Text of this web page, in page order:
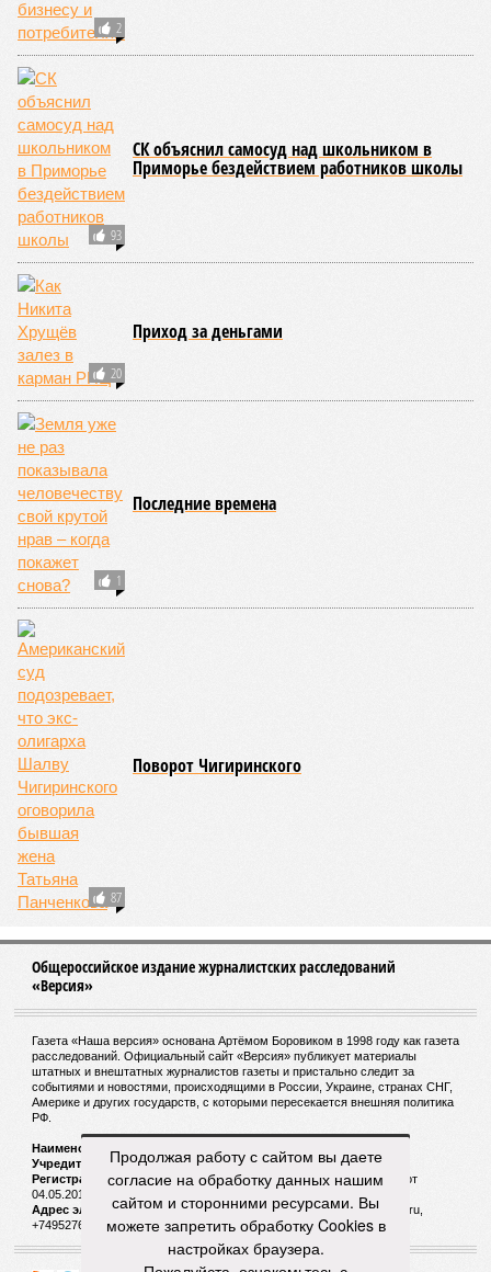
2
93
СК объяснил самосуд над школьником в
Приморье бездействием работников школы
20
Приход за деньгами
1
Последние времена
87
Поворот Чигиринского
Общероссийское издание журналистских расследований
«Версия»
Газета «Наша версия» основана Артёмом Боровиком в 1998 году как газета
расследований. Официальный сайт «Версия» публикует материалы
штатных и внештатных журналистов газеты и пристально следит за
событиями и новостями, происходящими в России, Украине, странах СНГ,
Америке и других государств, с которыми пересекается внешняя политика
РФ.
Наименование:
Учредитель:
ООО «Версия»,Главный редактор:Горевой Р. Г.
Регистрационный номер Роскомнадзора:ЭЛ № ФС 77 - 72681 от
04.05.2018 г.
Адрес электронной почты и телефон редакции:versia@versia.ru,
+74952760348
Продолжая работу с сайтом вы даете
согласие на обработку данных нашим
сайтом и сторонними ресурсами. Вы
можете запретить обработку Cookies в
настройках браузера.